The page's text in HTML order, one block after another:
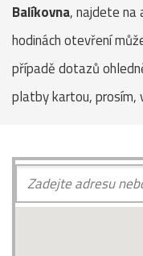
Balíkovna, najdete na
hodinách otevření
případě dotazů
platby kartou, prosím,